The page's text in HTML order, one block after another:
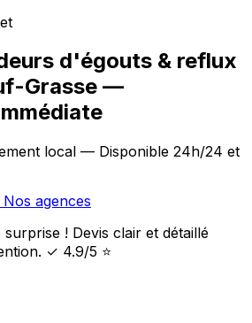
d'égouts & reflux
Grasse —
local — Disponible 24h/24 et
Nos agences
! Devis clair et détaillé
✓ 4.9/5 ⭐